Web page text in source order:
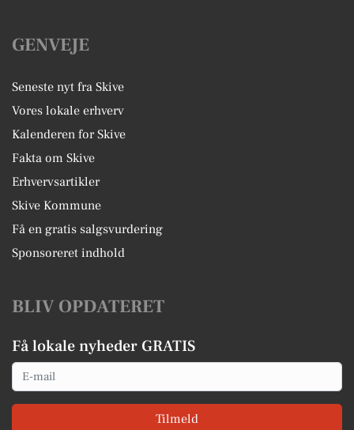
GENVEJE
Seneste nyt fra Skive
Vores lokale erhverv
Kalenderen for Skive
Fakta om Skive
Erhvervsartikler
Skive Kommune
Få en gratis salgsvurdering
Sponsoreret indhold
BLIV OPDATERET
Få lokale nyheder GRATIS
Email
Tilmeld